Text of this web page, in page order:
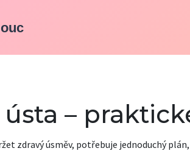
ústa –
zdravý úsměv, potřebuje jednoduchý